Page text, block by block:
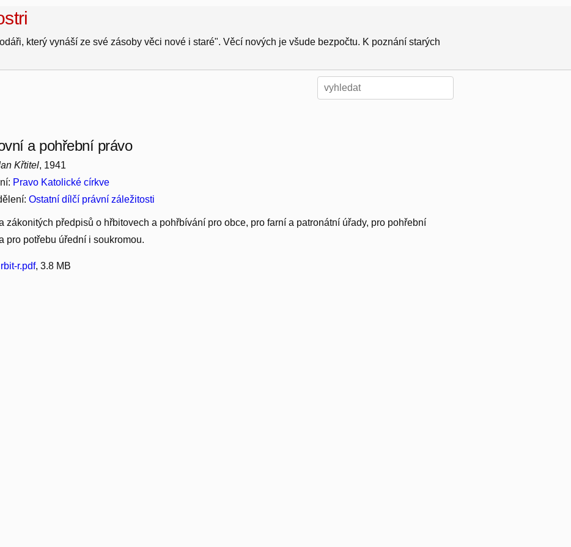
který vynáší ze své zásoby věci nové i staré". Věcí nových je všude bezpočtu. K poznání starých
a pohřební právo
Křtitel, 1941
Pravo Katolické církve
Ostatní dílčí právní záležitosti
zákonitých předpisů o hřbitovech a pohřbívání pro obce, pro farní a patronátní úřady, pro pohřební
pro potřebu úřední i soukromou.
r.pdf, 3.8 MB